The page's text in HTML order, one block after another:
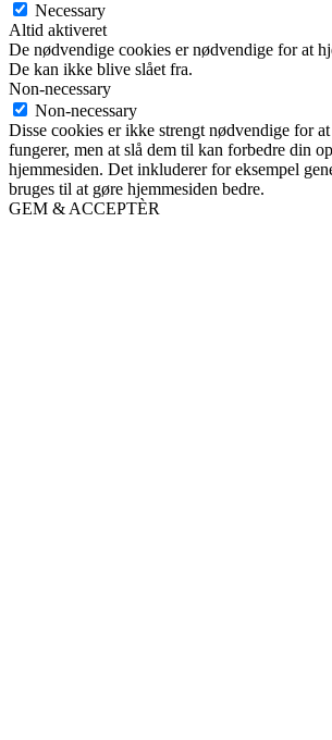
Necessary
Altid aktiveret
De nødvendige cookies er nødvendige for at
De kan ikke blive slået fra.
Non-necessary
Non-necessary
Disse cookies er ikke strengt nødvendige for
fungerer, men at slå dem til kan forbedre din
hjemmesiden. Det inkluderer for eksempel
bruges til at gøre hjemmesiden bedre.
GEM & ACCEPTÈR